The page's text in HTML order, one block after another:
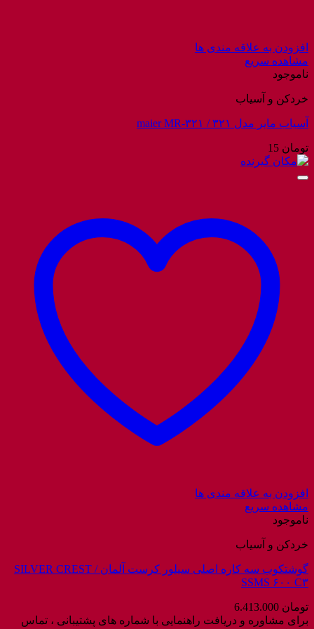
افزودن به علاقه مندی ها
مشاهده سریع
ناموجود
خردکن و آسیاب
آسیاب مایر مدل ۳۲۱ / maier MR-۳۲۱
تومان
افزودن به علاقه مندی ها
مشاهده سریع
ناموجود
خردکن و آسیاب
گوشتکوب سه کاره اصلی سیلور کرست آلمان / SILVER CREST
SSMS ۶۰۰ C۳
تومان
برای مشاوره و دریافت راهنمایی با شماره های پشتیبانی ، تماس